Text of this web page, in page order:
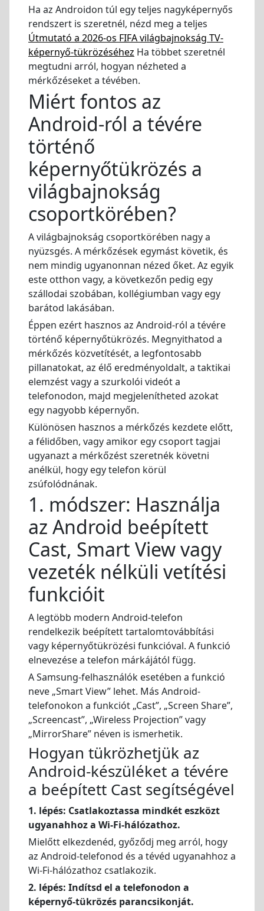
Ha az Androidon túl egy teljes nagyképernyős
rendszert is szeretnél, nézd meg a teljes
Útmutató a 2026-os FIFA világbajnokság TV-
képernyő-tükrözéséhez Ha többet szeretnél
megtudni arról, hogyan nézheted a
mérkőzéseket a tévében.
Miért fontos az
Android-ról a tévére
történő
képernyőtükrözés a
világbajnokság
csoportkörében?
A világbajnokság csoportkörében nagy a
nyüzsgés. A mérkőzések egymást követik, és
nem mindig ugyanonnan nézed őket. Az egyik
este otthon vagy, a következőn pedig egy
szállodai szobában, kollégiumban vagy egy
barátod lakásában.
Éppen ezért hasznos az Android-ról a tévére
történő képernyőtükrözés. Megnyithatod a
mérkőzés közvetítését, a legfontosabb
pillanatokat, az élő eredményoldalt, a taktikai
elemzést vagy a szurkolói videót a
telefonodon, majd megjelenítheted azokat
egy nagyobb képernyőn.
Különösen hasznos a mérkőzés kezdete előtt,
a félidőben, vagy amikor egy csoport tagjai
ugyanazt a mérkőzést szeretnék követni
anélkül, hogy egy telefon körül
zsúfolódnának.
1. módszer: Használja
az Android beépített
Cast, Smart View vagy
vezeték nélküli vetítési
funkcióit
A legtöbb modern Android-telefon
rendelkezik beépített tartalomtovábbítási
vagy képernyőtükrözési funkcióval. A funkció
elnevezése a telefon márkájától függ.
A Samsung-felhasználók esetében a funkció
neve „Smart View” lehet. Más Android-
telefonokon a funkciót „Cast”, „Screen Share”,
„Screencast”, „Wireless Projection” vagy
„MirrorShare” néven is ismerhetik.
Hogyan tükrözhetjük az
Android-készüléket a tévére
a beépített Cast segítségével
1. lépés: Csatlakoztassa mindkét eszközt
ugyanahhoz a Wi-Fi-hálózathoz.
Mielőtt elkezdenéd, győződj meg arról, hogy
az Android-telefonod és a tévéd ugyanahhoz a
Wi-Fi-hálózathoz csatlakozik.
2. lépés: Indítsd el a telefonodon a
képernyő-tükrözés parancsikonját.